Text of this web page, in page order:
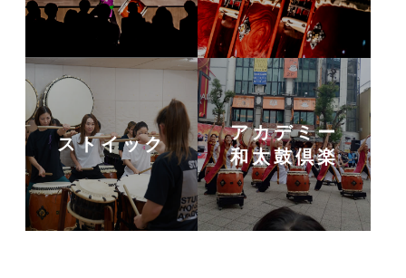
ストイック
アカデミー
和太鼓倶楽